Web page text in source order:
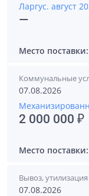
Ларгус. август
—
Место поставки:
Коммунальные
07.08.2026
2 000 000 ₽
Место поставки:
Вывоз,
07.08.2026